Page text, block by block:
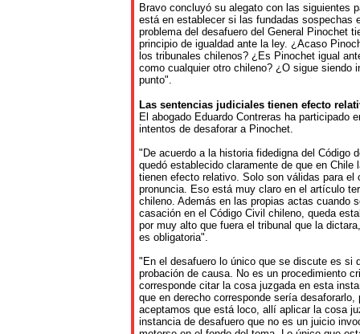
Bravo concluyó su alegato con las siguientes
está en establecer si las fundadas sospechas
problema del desafuero del General Pinochet
principio de igualdad ante la ley. ¿Acaso
los tribunales chilenos? ¿Es Pinochet igual
como cualquier otro chileno? ¿O sigue siendo
punto".
Las sentencias judiciales tienen efecto
El abogado Eduardo Contreras ha participado
intentos de desaforar a Pinochet.
"De acuerdo a la historia fidedigna del Código
quedó establecido claramente de que en Chile
tienen efecto relativo. Solo son válidas para el
pronuncia. Eso está muy claro en el artículo
chileno. Además en las propias actas cuando
casación en el Código Civil chileno, queda
por muy alto que fuera el tribunal que la
es obligatoria".
"En el desafuero lo único que se discute es si
probación de causa. No es un procedimiento
corresponde citar la cosa juzgada en esta
que en derecho corresponde sería
aceptamos que está loco, allí aplicar la cosa
instancia de desafuero que no es un juicio